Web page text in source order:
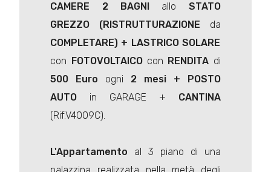
CAMERE 2 BAGNI allo STATO
GREZZO (RISTRUTTURAZIONE da
COMPLETARE) + LASTRICO SOLARE
con FOTOVOLTAICO con RENDITA di
500 Euro ogni 2 mesi + POSTO
AUTO in GARAGE + CANTINA
(Rif.V4009C).
L'Appartamento al 3 piano di una